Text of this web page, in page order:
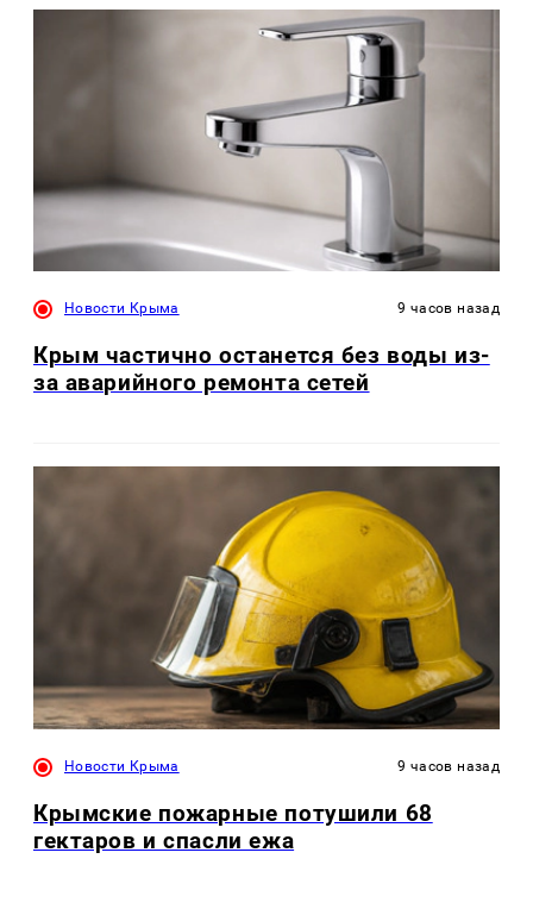
Новости Крыма 9 часов назад
Крым частично останется без воды из-
за аварийного ремонта сетей
Новости Крыма 9 часов назад
Крымские пожарные потушили 68
гектаров и спасли ежа